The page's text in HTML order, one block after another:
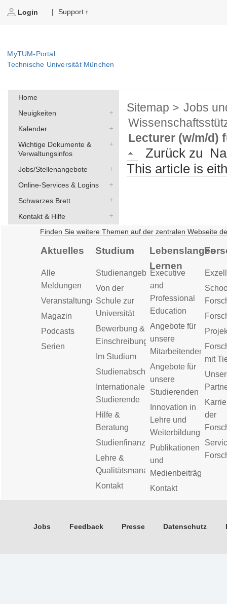
Login | Support
MyTUM-Portal
Technische Universität München
Home
Neuigkeiten
Kalender
Wichtige Dokumente &
Verwaltungsinfos
Jobs/Stellenangebote
Online-Services & Logins
Schwarzes Brett
Kontakt & Hilfe
Sitemap > Jobs
Lecturer (w/m/d)
Zurück zu
This article is
Finden Sie weitere Themen auf der zentralen Webseite
Aktuelles
Alle
Meldungen
Veranstaltungen
Magazin
Podcasts
Serien
Studium
Studienangebot
Von der
Schule zur
Universität
Bewerbung &
Einschreibung
Im Studium
Studienabschluss
Internationale
Studierende
Hilfe &
Beratung
Studienfinanzierung
Lehre &
Qualitätsmanagement
Kontakt
Lebenslanges
Lernen
Executive
and
Professional
Education
Angebote für
unsere
Mitarbeitenden
Angebote für
unsere
Studierenden
Innovation in
Lehre und
Weiterbildung
Publikationen
und
Medienbeiträge
Kontakt
mit
der
Jobs Feedback Presse Datenschutz